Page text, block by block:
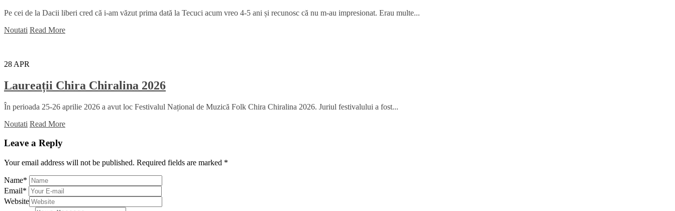
Pe cei de la Dacii liberi cred că i-am văzut prima dată la Tecuci acum vreo 4-5 ani și recunosc că nu m-au impresionat. Erau multe...
Noutati Read More
28 APR
Laureații Chira Chiralina 2026
În perioada 25-26 aprilie 2026 a avut loc Festivalul Național de Muzică Folk Chira Chiralina 2026. Juriul festivalului a fost...
Noutati Read More
Leave a Reply
Your email address will not be published. Required fields are marked *
Name*
Email*
Website